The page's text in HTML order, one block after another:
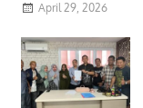
April 29, 2026